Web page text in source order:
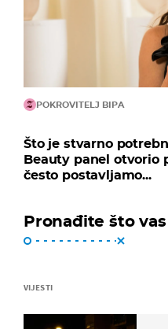
POKROVITELJ BIPA
Što je stvarno
Beauty panel otvorio
često postavljamo...
Pronađite što
VIJESTI